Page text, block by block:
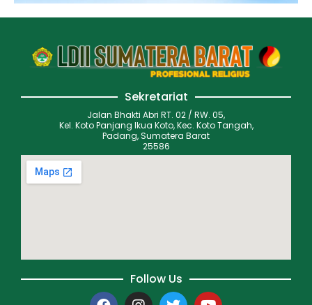
Sekretariat
Jalan Bhakti Abri RT. 02 / RW. 05,
Kel. Koto Panjang Ikua Koto, Kec. Koto Tangah,
Padang, Sumatera Barat
25586
Follow Us